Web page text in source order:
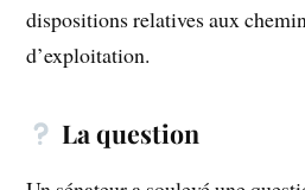
dispositions relatives aux
d’exploitation.
La question